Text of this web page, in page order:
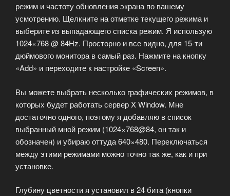
режим и частоту обновления экрана по вашему
усмотрению. Щелкните на отметке текущего режима и
выберите из выпадающего списка режим. Я использую
1024×768 @ 84Hz. Просторно и все видно, для 15-ти
дюймового монитора в самый раз. Нажмите на кнопку
«Add» и переходите к настройке «Screen».
Вы можете выбрать несколько графических режимов, в
которых будет работать сервер X Window. Мне
достаточно одного, поэтому я добавляю в список
выбранный мной режим (1024×768@84, он так и
обозначен) и убираю оттуда 640×480. Переключаться
между этими режимами можно точно так же, как и при
установке.
Глубину цветности я установил в 24 бита (кнопки